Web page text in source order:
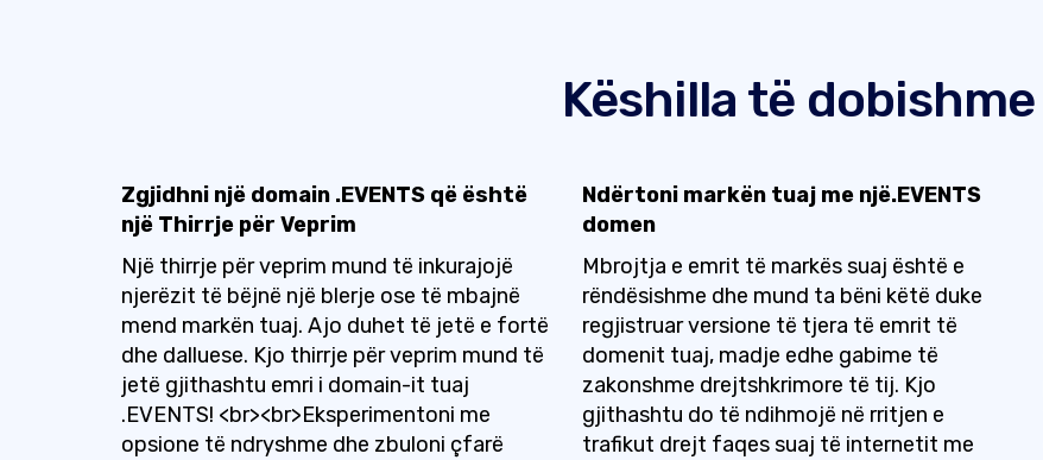
Këshilla të dobishme
Zgjidhni një domain .EVENTS që është
një Thirrje për Veprim
Një thirrje për veprim mund të inkurajojë
njerëzit të bëjnë një blerje ose të mbajnë
mend markën tuaj. Ajo duhet të jetë e fortë
dhe dalluese. Kjo thirrje për veprim mund të
jetë gjithashtu emri i domain-it tuaj
.EVENTS! <br><br>Eksperimentoni me
opsione të ndryshme dhe zbuloni çfarë
Ndërtoni markën tuaj me një.EVENTS
domen
Mbrojtja e emrit të markës suaj është e
rëndësishme dhe mund ta bëni këtë duke
regjistruar versione të tjera të emrit të
domenit tuaj, madje edhe gabime të
zakonshme drejtshkrimore të tij. Kjo
gjithashtu do të ndihmojë në rritjen e
trafikut drejt faqes suaj të internetit me